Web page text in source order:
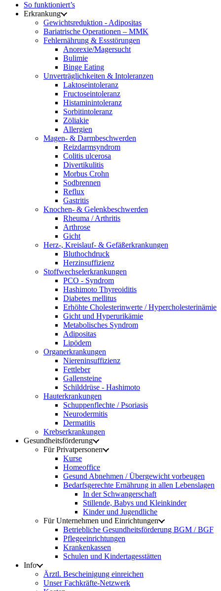
So funktioniert’s
Erkrankung
Gewichtsreduktion - Adipositas
Bariatrische Operationen – MMK
Fehlernährung & Essstörungen
Anorexie/Magersucht
Bulimie
Binge Eating
Unverträglichkeiten & Intoleranzen
Laktoseintoleranz
Fructoseintoleranz
Histaminintoleranz
Sorbitintoleranz
Zöliakie
Allergien
Magen- & Darmbeschwerden
Reizdarmsyndrom
Colitis ulcerosa
Divertikulitis
Morbus Crohn
Sodbrennen
Reflux
Gastritis
Knochen- & Gelenkbeschwerden
Rheuma / Arthritis
Arthrose
Gicht
Herz-, Kreislauf- & Gefäßerkrankungen
Bluthochdruck
Herzinsuffizienz
Stoffwechselerkrankungen
PCO - Syndrom
Hashimoto Thyreoiditis
Diabetes mellitus
Erhöhte Cholesterinwerte / Hypercholesterinämie
Gicht und Hyperurikämie
Metabolisches Syndrom
Adipositas
Lipödem
Organerkrankungen
Niereninsuffizienz
Fettleber
Gallensteine
Schilddrüse - Hashimoto
Hauterkrankungen
Schuppenflechte / Psoriasis
Neurodermitis
Dermatitis
Krebserkrankungen
Gesundheitsförderung
Für Privatpersonen
Kurse
Homeoffice
Gesund Abnehmen / Übergewicht vorbeugen
Bedarfsgerechte Ernährung in allen Lebenslagen
In der Schwangerschaft
Stillende, Babys und Kleinkinder
Kinder und Jugendliche
Für Unternehmen und Einrichtungen
Betriebliche Gesundheitsförderung BGM / BGF
Pflegeeinrichtungen
Krankenkassen
Schulen und Kindertagesstätten
Info
Ärztl. Bescheinigung einreichen
Unser Fachkräfte-Netzwerk